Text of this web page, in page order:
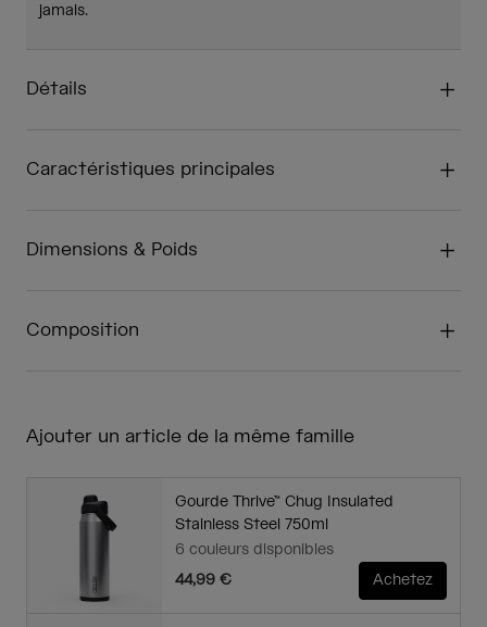
jamais.
Détails
Caractéristiques principales
Dimensions & Poids
Composition
Ajouter un article de la même famille
Gourde Thrive™ Chug Insulated
Stainless Steel 750ml
6 couleurs disponibles
44,99 €
Achetez